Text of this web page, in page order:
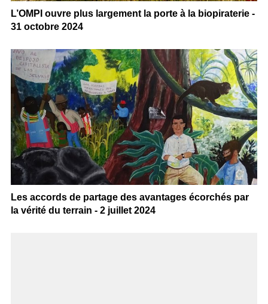
L’OMPI ouvre plus largement la porte à la biopiraterie -
31 octobre 2024
Les accords de partage des avantages écorchés par
la vérité du terrain - 2 juillet 2024